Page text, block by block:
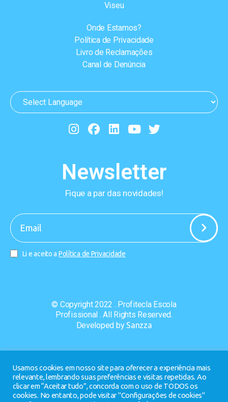
Viseu
Onde Estamos?
Política de Privacidade
Livro de Reclamações
Canal de Denúncia
Newsletter
Fique a par das novidades!
Li e aceito a Política de Privacidade
-
© Copyright 2022 . Profitecla Escola
Profissional . All Rights Reserved.
Developed by Sanzza
Usamos cookies em nosso site para oferecer a experiência mais
relevante, lembrando suas preferências e visitas repetidas. Ao
clicar em “Aceitar tudo”, concorda com o uso de TODOS os
cookies. No entanto, pode visitar "Configurações de cookies"